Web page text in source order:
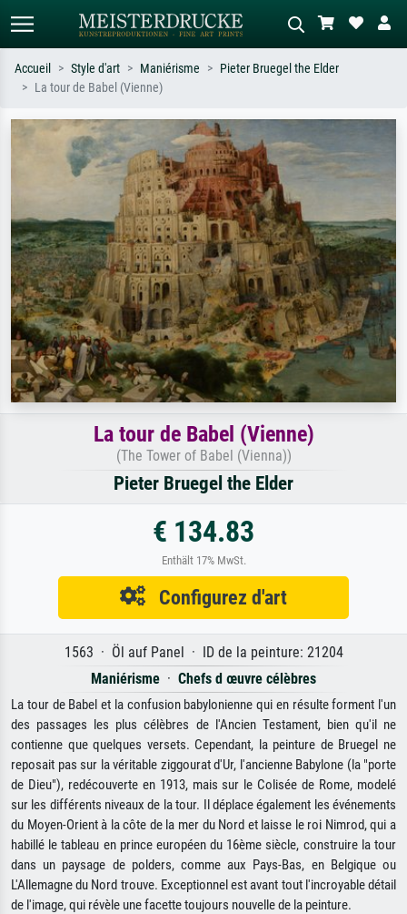
Recherchez par artiste, titre ou style –
ex. Monet, Nuit étoilée,
impressionnisme, vague de Hokusai,
Décrivez la scène – ex. prairie verte,
abstrait avec beaucoup de rouge,
tableau sombre, nu debout près d'un
Accueil Style d'art Maniérisme
Pieter Bruegel the Elder
La tour de Babel (Vienne)
La tour de Babel (Vienne)
(The Tower of Babel (Vienna))
Pieter Bruegel the Elder
€ 134.83
Enthält 17% MwSt.
Configurez d'art
1563 · Öl auf Panel · ID de la peinture: 21204
Maniérisme · Chefs d œuvre célèbres
La tour de Babel et la confusion babylonienne qui en résulte forment l'un
des passages les plus célèbres de l'Ancien Testament, bien qu'il ne
contienne que quelques versets. Cependant, la peinture de Bruegel ne
reposait pas sur la véritable ziggourat d'Ur, l'ancienne Babylone (la "porte
de Dieu"), redécouverte en 1913, mais sur le Colisée de Rome, modelé
sur les différents niveaux de la tour. Il déplace également les événements
du Moyen-Orient à la côte de la mer du Nord et laisse le roi Nimrod, qui a
habillé le tableau en prince européen du 16ème siècle, construire la tour
dans un paysage de polders, comme aux Pays-Bas, en Belgique ou
L'Allemagne du Nord trouve. Exceptionnel est avant tout l'incroyable détail
de l'image, qui révèle une facette toujours nouvelle de la peinture.